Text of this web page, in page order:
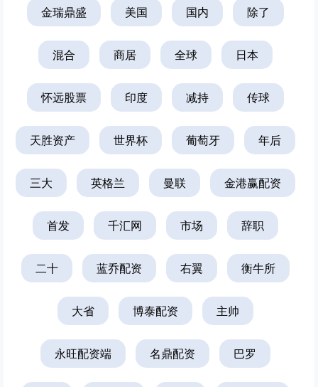
金瑞鼎盛 美国 国内 除了
混合 商居 全球 日本
怀远股票 印度 减持 传球
天胜资产 世界杯 葡萄牙 年后
三大 英格兰 曼联 金港赢配资
首发 千汇网 市场 辞职
二十 蓝乔配资 右翼 衡牛所
大省 博泰配资 主帅
永旺配资端 名鼎配资 巴罗